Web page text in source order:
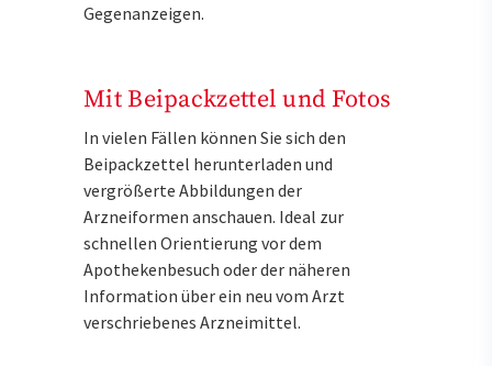
Gegenanzeigen.
Mit Beipackzettel und Fotos
In vielen Fällen können Sie sich den
Beipackzettel herunterladen und
vergrößerte Abbildungen der
Arzneiformen anschauen. Ideal zur
schnellen Orientierung vor dem
Apothekenbesuch oder der näheren
Information über ein neu vom Arzt
verschriebenes Arzneimittel.